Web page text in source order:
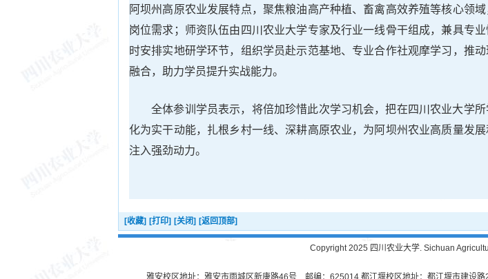
阿坝州高原农业发展特点，聚焦粮油高产种植、畜禽高效养殖等核心领
岗位需求；师资队伍由四川农业大学专家及行业一线骨干组成，兼具专业
时安排实地研学环节，组织学员赴示范基地、专业合作社观摩学习，推
融合，助力学员提升实战能力。
全体参训学员表示，将倍加珍惜此次学习机会，把在四川农业大学
化为实干动能，扎根乡村一线、深耕高原农业，为阿坝州农业高质量发
注入强劲动力。
[收藏] [打印] [关闭] [返回顶部]
Copyright 2025 四川农业大学. Sichuan
雅安校区地址：雅安市雨城区新康路46号 邮编：625014 都江堰校区地址：都江堰市建设